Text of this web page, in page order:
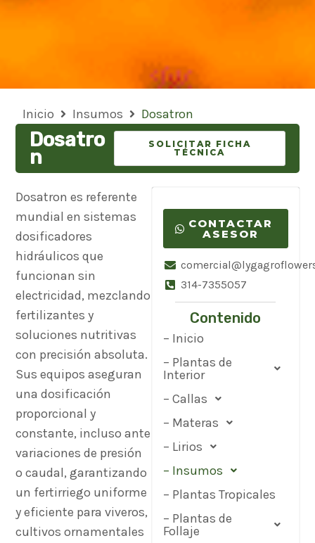
Inicio Insumos Dosatron
Dosatro
n
SOLICITAR FICHA
TÉCNICA
Dosatron es referente
mundial en sistemas
dosificadores
hidráulicos que
funcionan sin
electricidad, mezclando
fertilizantes y
soluciones nutritivas
con precisión absoluta.
Sus equipos aseguran
una dosificación
proporcional y
constante, incluso ante
variaciones de presión
o caudal, garantizando
un fertirriego uniforme
y eficiente para viveros,
cultivos ornamentales
CONTACTAR
ASESOR
314-7355057
Contenido
– Inicio
– Plantas de
Interior
– Callas
– Materas
– Lirios
– Insumos
– Plantas Tropicales
– Plantas de
Follaje